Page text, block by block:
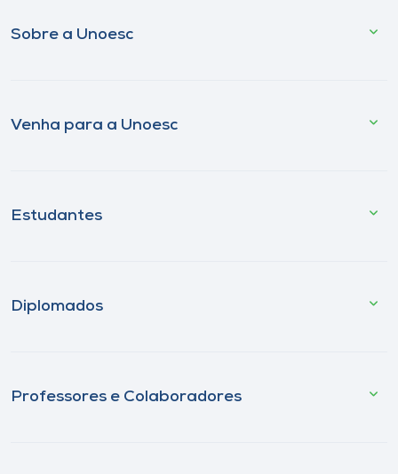
Sobre a Unoesc
Venha para a Unoesc
Estudantes
Diplomados
Professores e Colaboradores